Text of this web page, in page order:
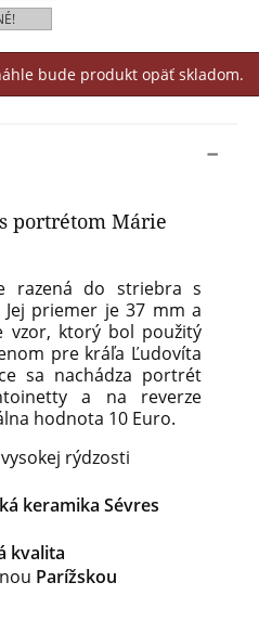
bude produkt opäť skladom.
portrétom Márie
razená do striebra s
Jej priemer je 37 mm a
vzor, ktorý bol použitý
pre kráľa Ľudovíta
sa nachádza portrét
a na reverze
hodnota 10 Euro.
vysokej rýdzosti
keramika Sévres
kvalita
Parížskou